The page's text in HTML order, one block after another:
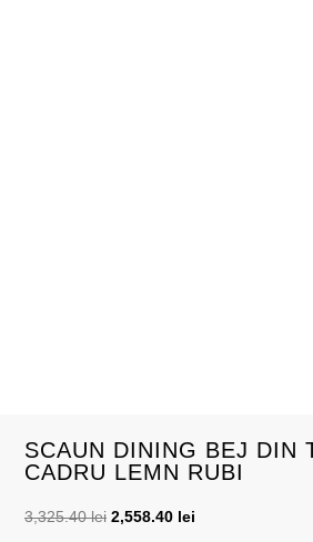
SCAUN DINING BEJ DIN
CADRU LEMN RUBI
3,325.40lei 2,558.40 lei